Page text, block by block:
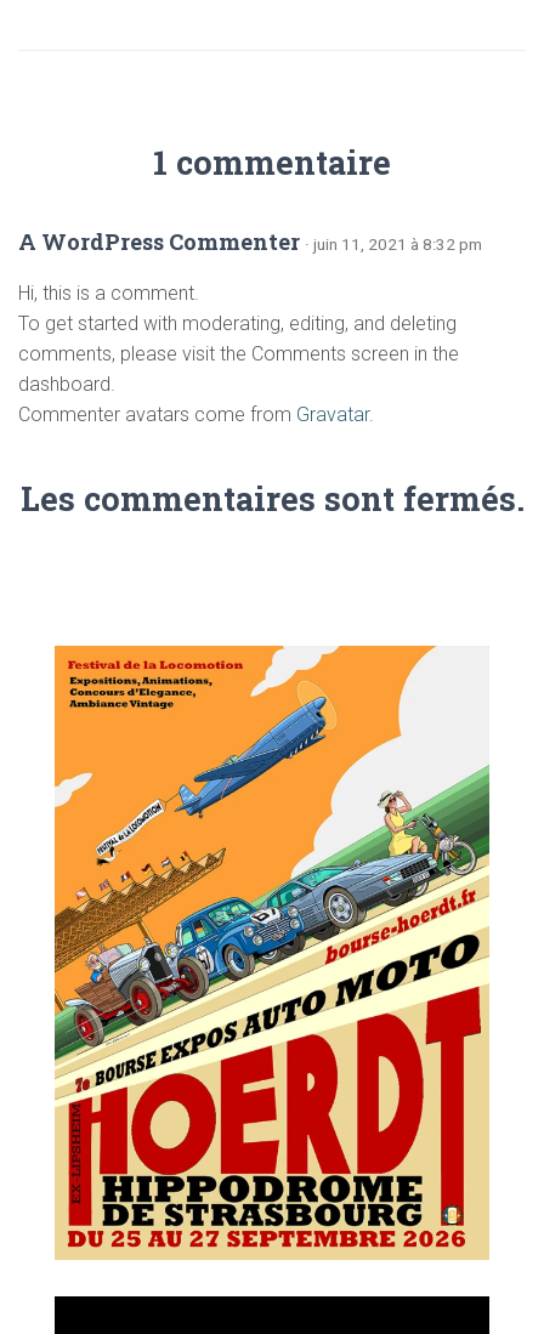
1 commentaire
A WordPress Commenter · juin 11, 2021 à 8:32 pm
Hi, this is a comment.
To get started with moderating, editing, and deleting
comments, please visit the Comments screen in the
dashboard.
Commenter avatars come from Gravatar.
Les commentaires sont fermés.